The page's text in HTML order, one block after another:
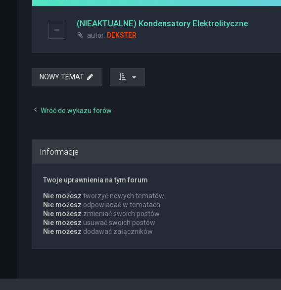
(NIEAKTUALNE) Kondensatory Elektrolityczne
autor: DEKSTER
NOWY TEMAT
Wróć do wykazu forów
Informacje
Twoje uprawnienia na tym forum
Nie możesz tworzyć nowych tematów
Nie możesz odpowiadać w tematach
Nie możesz zmieniać swoich postów
Nie możesz usuwać swoich postów
Nie możesz dodawać załączników